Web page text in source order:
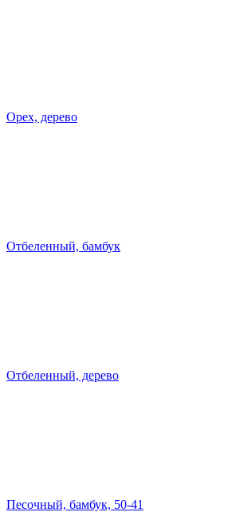
Орех, дерево
Отбеленный, бамбук
Отбеленный, дерево
Песочный, бамбук, 50-41